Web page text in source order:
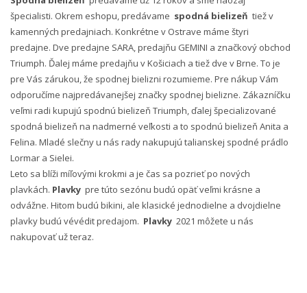
špecialisti. Okrem eshopu, predávame spodná bielizeň tiež v
kamenných predajniach. Konkrétne v Ostrave máme štyri
predajne. Dve predajne SARA, predajňu GEMINI a značkový obchod
Triumph. Ďalej máme predajňu v Košiciach a tiež dve v Brne. To je
pre Vás zárukou, že spodnej bielizni rozumieme. Pre nákup Vám
odporučíme najpredávanejšej značky spodnej bielizne. Zákazníčku
veľmi radi kupujú spodnú bielizeň Triumph, ďalej špecializované
spodná bielizeň na nadmerné veľkosti a to spodnú bielizeň Anita a
Felina. Mladé slečny u nás rady nakupujú talianskej spodné prádlo
Lormar a Sielei.
Leto sa blíži míľovými krokmi a je čas sa pozrieť po nových
plavkách. Plavky pre túto sezónu budú opäť veľmi krásne a
odvážne. Hitom budú bikini, ale klasické jednodielne a dvojdielne
plavky budú vévédit predajom. Plavky 2021 môžete u nás
nakupovať už teraz.